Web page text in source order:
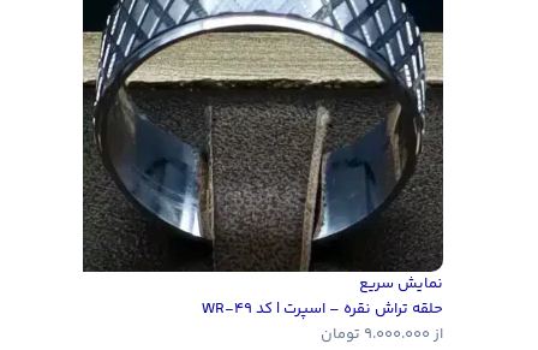
نمایش سریع
حلقه تراش نقره – اسپرت | کد WR-49
از 9.000.000 تومان